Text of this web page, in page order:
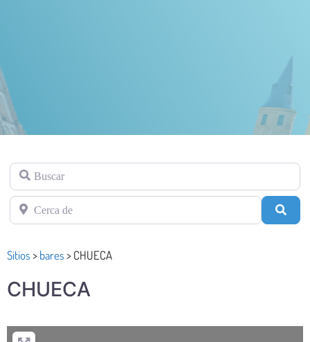
Buscar
Cerca de
Sitios >bares >CHUECA
CHUECA